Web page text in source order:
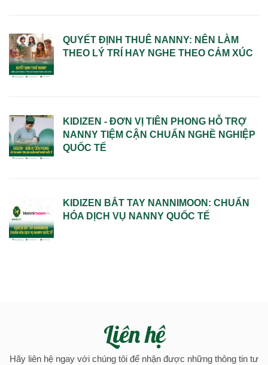
QUYẾT ĐỊNH THUÊ NANNY: NÊN LÀM
THEO LÝ TRÍ HAY NGHE THEO CẢM XÚC
KIDIZEN - ĐƠN VỊ TIÊN PHONG HỖ TRỢ
NANNY TIỆM CẬN CHUẨN NGHỀ NGHIỆP
QUỐC TẾ
KIDIZEN BẮT TAY NANNIMOON: CHUẨN
HÓA DỊCH VỤ NANNY QUỐC TẾ
Liên hệ
Hãy liên hệ ngay với chúng tôi để nhận được những thông tin tư